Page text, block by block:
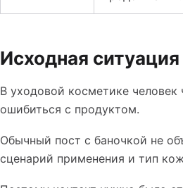
Исходная ситуация
В уходовой косметике человек
ошибиться с продуктом.
Обычный пост с баночкой не
сценарий применения и тип